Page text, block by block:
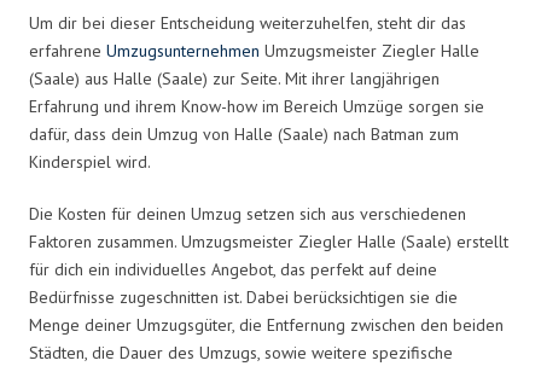
Um dir bei dieser Entscheidung weiterzuhelfen, steht dir das
erfahrene Umzugsunternehmen Umzugsmeister Ziegler Halle
(Saale) aus Halle (Saale) zur Seite. Mit ihrer langjährigen
Erfahrung und ihrem Know-how im Bereich Umzüge sorgen sie
dafür, dass dein Umzug von Halle (Saale) nach Batman zum
Kinderspiel wird.
Die Kosten für deinen Umzug setzen sich aus verschiedenen
Faktoren zusammen. Umzugsmeister Ziegler Halle (Saale) erstellt
für dich ein individuelles Angebot, das perfekt auf deine
Bedürfnisse zugeschnitten ist. Dabei berücksichtigen sie die
Menge deiner Umzugsgüter, die Entfernung zwischen den beiden
Städten, die Dauer des Umzugs, sowie weitere spezifische